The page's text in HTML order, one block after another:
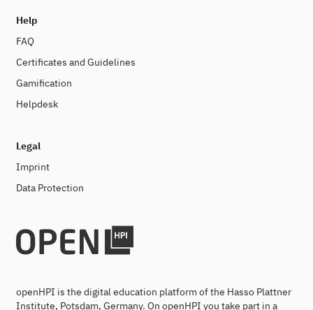
Help
FAQ
Certificates and Guidelines
Gamification
Helpdesk
Legal
Imprint
Data Protection
openHPI is the digital education platform of the Hasso Plattner
Institute, Potsdam, Germany. On openHPI you take part in a